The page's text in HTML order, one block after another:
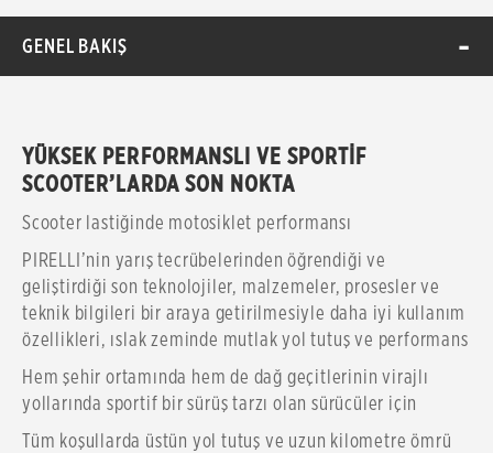
GENEL BAKIŞ
YÜKSEK PERFORMANSLI VE SPORTİF
SCOOTER’LARDA SON NOKTA
Scooter lastiğinde motosiklet performansı
PIRELLI’nin yarış tecrübelerinden öğrendiği ve
geliştirdiği son teknolojiler, malzemeler, prosesler ve
teknik bilgileri bir araya getirilmesiyle daha iyi kullanım
özellikleri, ıslak zeminde mutlak yol tutuş ve performans
Hem şehir ortamında hem de dağ geçitlerinin virajlı
yollarında sportif bir sürüş tarzı olan sürücüler için
Tüm koşullarda üstün yol tutuş ve uzun kilometre ömrü